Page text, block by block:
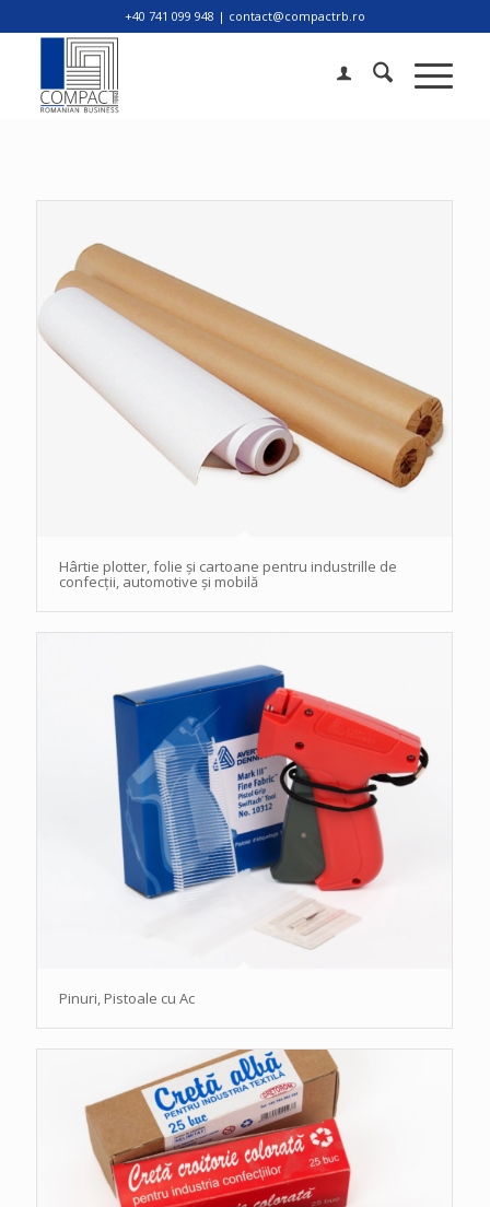
+40 741 099 948 | contact@compactrb.ro
Hârtie plotter, folie și cartoane pentru industrille de
confecții, automotive și mobilă
Pinuri, Pistoale cu Ac